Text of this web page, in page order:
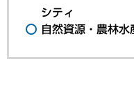
シティ
自然資源・農林